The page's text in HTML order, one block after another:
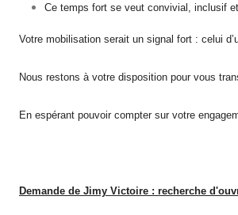
Ce temps fort se veut convivial, inclusif
Votre mobilisation serait un signal fort : celui
Nous restons à votre disposition pour vous
En espérant pouvoir compter sur votre
Demande de Jimy Victoire : recherche